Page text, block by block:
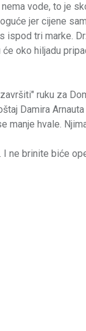
vode, to je
jer cijene
ispod tri marke.
oko hiljadu
ruku za
Damira
manje hvale.
I ne brinite biće